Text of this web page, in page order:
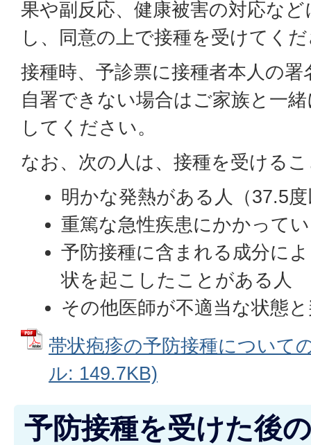
果や副反応、健康被害の対応な
し、同意の上で接種を受けてく
接種時、予診票に接種者本人の
自署できない場合はご家族と一
してください。
なお、次の人は、接種を受ける
明かな発熱がある人（37.5
重篤な急性疾患にかかって
予防接種に含まれる成分に
状を起こしたことがある人
その他医師が不適当な状態
帯状疱疹の予防接種について
ル: 149.7KB)
予防接種を受けた後